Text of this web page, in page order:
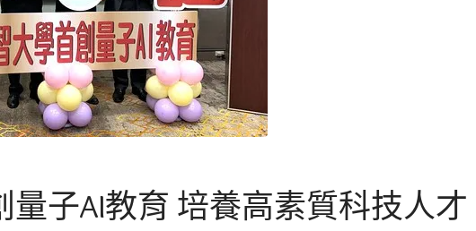
量子AI教育 培養高素質科技人才